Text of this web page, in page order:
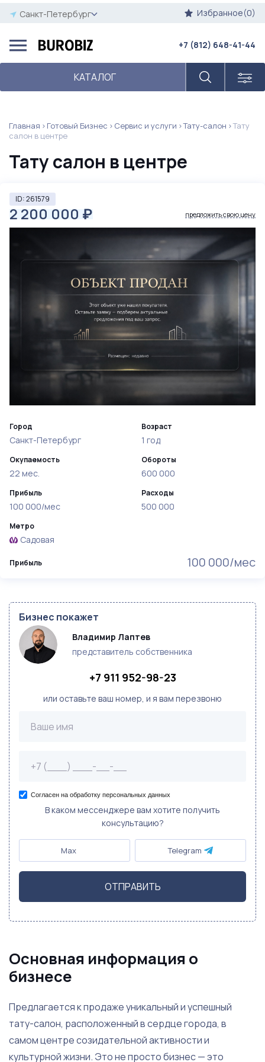
Санкт-Петербург Избранное(0)
КАТАЛОГ
+7 (812) 648-41-44
Главная Готовый Бизнес Сервис и услуги Тату-салон
Тату
салон в центре
Тату салон в центре
ID: 261579
2 200 000 ₽ предложить свою цену
Прибыль 100 000/мес
Город
Санкт-Петербург
Окупаемость
22 мес.
Прибыль
100 000/мес
Возраст
1 год
Обороты
600 000
Расходы
500 000
Метро
Садовая
Бизнес покажет
Владимир Лаптев
представитель собственника
+7 911 952-98-23
или оставьте ваш номер, и я вам перезвоню
Согласен на обработку персональных данных
В каком мессенджере вам хотите получить
консультацию?
Max Telegram
ОТПРАВИТЬ
Основная информация о
бизнесе
Предлагается к продаже уникальный и успешный
тату-салон, расположенный в сердце города, в
самом центре созидательной активности и
культурной жизни. Это не просто бизнес — это